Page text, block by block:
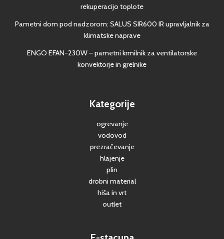
rekuperacijo toplote
Pametni dom pod nadzorom: SALUS SIR600 IR upravljalnik za
klimatske naprave
ENGO EFAN-230W – pametni krmilnik za ventilatorske
konvektorje in grelnike
Kategorije
ogrevanje
vodovod
prezračevanje
hlajenje
plin
drobni material
hiša in vrt
outlet